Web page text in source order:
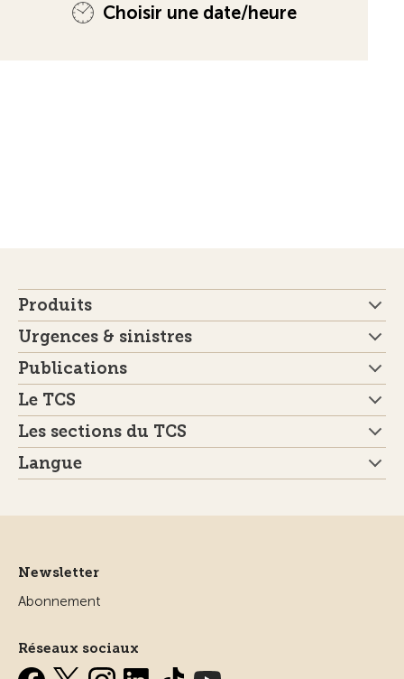
Choisir une date/heure
Produits
Urgences & sinistres
Publications
Le TCS
Les sections du TCS
Langue
Newsletter
Abonnement
Réseaux sociaux